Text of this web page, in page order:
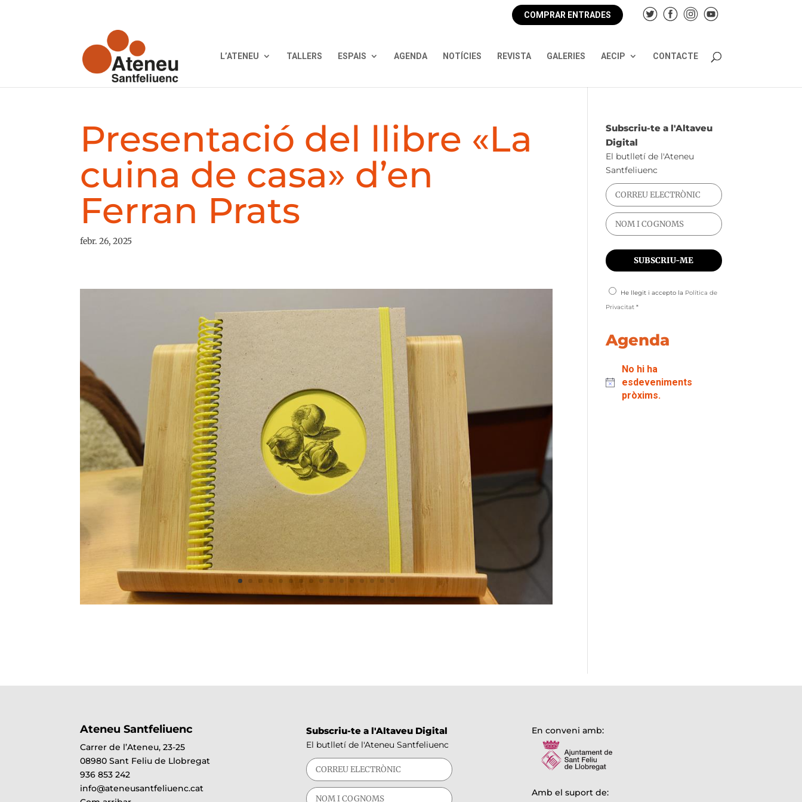
COMPRAR ENTRADES
L’ATENEU TALLERS ESPAIS AGENDA NOTÍCIES REVISTA GALERIES AECIP CONTACTE
Presentació del llibre «La
cuina de casa» d’en
Ferran Prats
febr. 26, 2025
Subscriu-te a l'Altaveu
Digital
El butlletí de l'Ateneu
Santfeliuenc
He llegit i accepto la Política de
Privacitat *
Agenda
No hi ha
esdeveniments
pròxims.
Ateneu Santfeliuenc
Carrer de l’Ateneu, 23-25
08980 Sant Feliu de Llobregat
936 853 242
info@ateneusantfeliuenc.cat
Subscriu-te a l'Altaveu Digital
El butlletí de l'Ateneu Santfeliuenc
En conveni amb:
Amb el suport de: